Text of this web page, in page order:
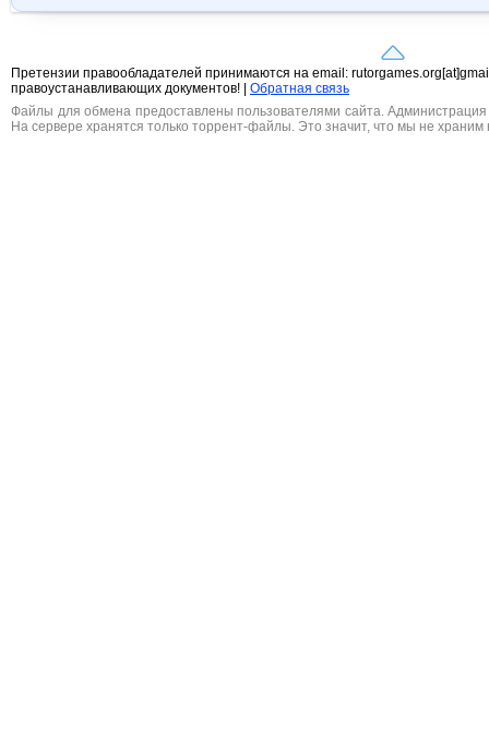
Претензии правообладателей принимаются на email:
правоустанавливающих документов! |
Обратная связь
Файлы для обмена предоставлены пользователями сайта. Администрация
На сервере хранятся только торрент-файлы. Это значит, что мы не